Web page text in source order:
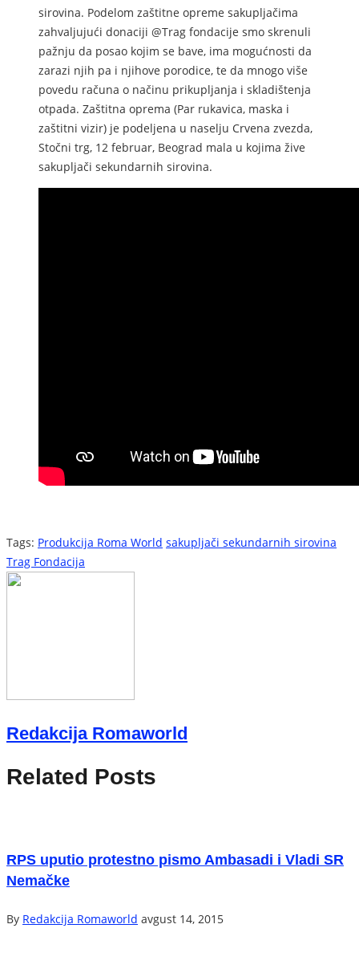
sirovina. Podelom zaštitne opreme sakupljačima
zahvaljujući donaciji @Trag fondacije smo skrenuli
pažnju da posao kojim se bave, ima mogućnosti da
zarazi njih pa i njihove porodice, te da mnogo više
povedu računa o načinu prikupljanja i skladištenja
otpada. Zaštitna oprema (Par rukavica, maska i
zaštitni vizir) je podeljena u naselju Crvena zvezda,
Stočni trg, 12 februar, Beograd mala u kojima žive
sakupljači sekundarnih sirovina.
Tags: Produkcija Roma World sakupljači sekundarnih sirovina
Trag Fondacija
Redakcija Romaworld
Related Posts
RPS uputio protestno pismo Ambasadi i Vladi SR
Nemačke
By Redakcija Romaworld avgust 14, 2015